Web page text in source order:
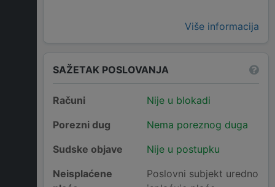
Više informacija
SAŽETAK POSLOVANJA
Računi
Nije u blokadi
Porezni dug
Nema poreznog duga
Sudske objave
Nije u postupku
Neisplaćene
Poslovni subjekt uredno